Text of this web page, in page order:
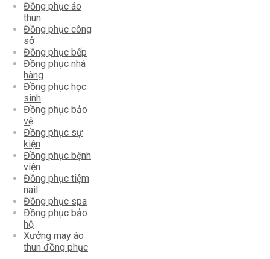
Đồng phục áo
thun
Đồng phục công
sở
Đồng phục bếp
Đồng phục nhà
hàng
Đồng phục học
sinh
Đồng phục bảo
vệ
Đồng phục sự
kiện
Đồng phục bệnh
viện
Đồng phục tiệm
nail
Đồng phục spa
Đồng phục bảo
hộ
Xưởng may áo
thun đồng phục